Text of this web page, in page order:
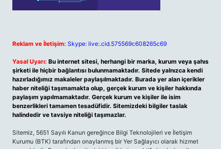
Reklam ve İletişim: Skype: live:.cid.575569c608265c69
Yasal Uyarı: Bu internet sitesi, herhangi bir marka, kurum veya şahıs
şirketi ile hiçbir bağlantısı bulunmamaktadır. Sitede yalnızca kendi
hazırladığımız makaleler paylaşılmaktadır. Burada yer alan içerikler
haber niteliği taşımamakta olup, gerçek kurum ve kişiler hakkında
paylaşım yapılmamaktadır. Gerçek kurum ve kişiler ile isim
benzerlikleri tamamen tesadüfidir. Sitemizdeki bilgiler taslak
halindedir ve tavsiye niteliği taşımazlar.
Sitemiz, 5651 Sayılı Kanun gereğince Bilgi Teknolojileri ve İletişim
Kurumu (BTK) tarafından onaylanmış bir Yer Sağlayıcı olarak hizmet